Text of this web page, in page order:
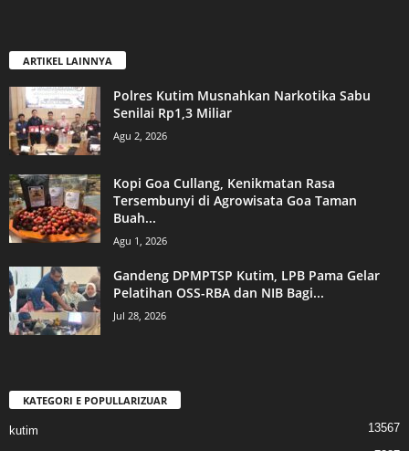
ARTIKEL LAINNYA
Polres Kutim Musnahkan Narkotika Sabu
Senilai Rp1,3 Miliar
Agu 2, 2026
Kopi Goa Cullang, Kenikmatan Rasa
Tersembunyi di Agrowisata Goa Taman
Buah...
Agu 1, 2026
Gandeng DPMPTSP Kutim, LPB Pama Gelar
Pelatihan OSS-RBA dan NIB Bagi...
Jul 28, 2026
KATEGORI E POPULLARIZUAR
kutim 13567